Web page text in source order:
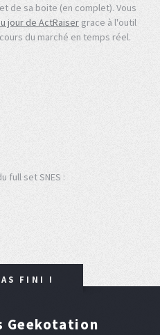
de sa boite (en complet). Vous
jour de ActRaiser grace à l'outil
du marché en temps réel.
full set SNES :
FINI !
Geekotation